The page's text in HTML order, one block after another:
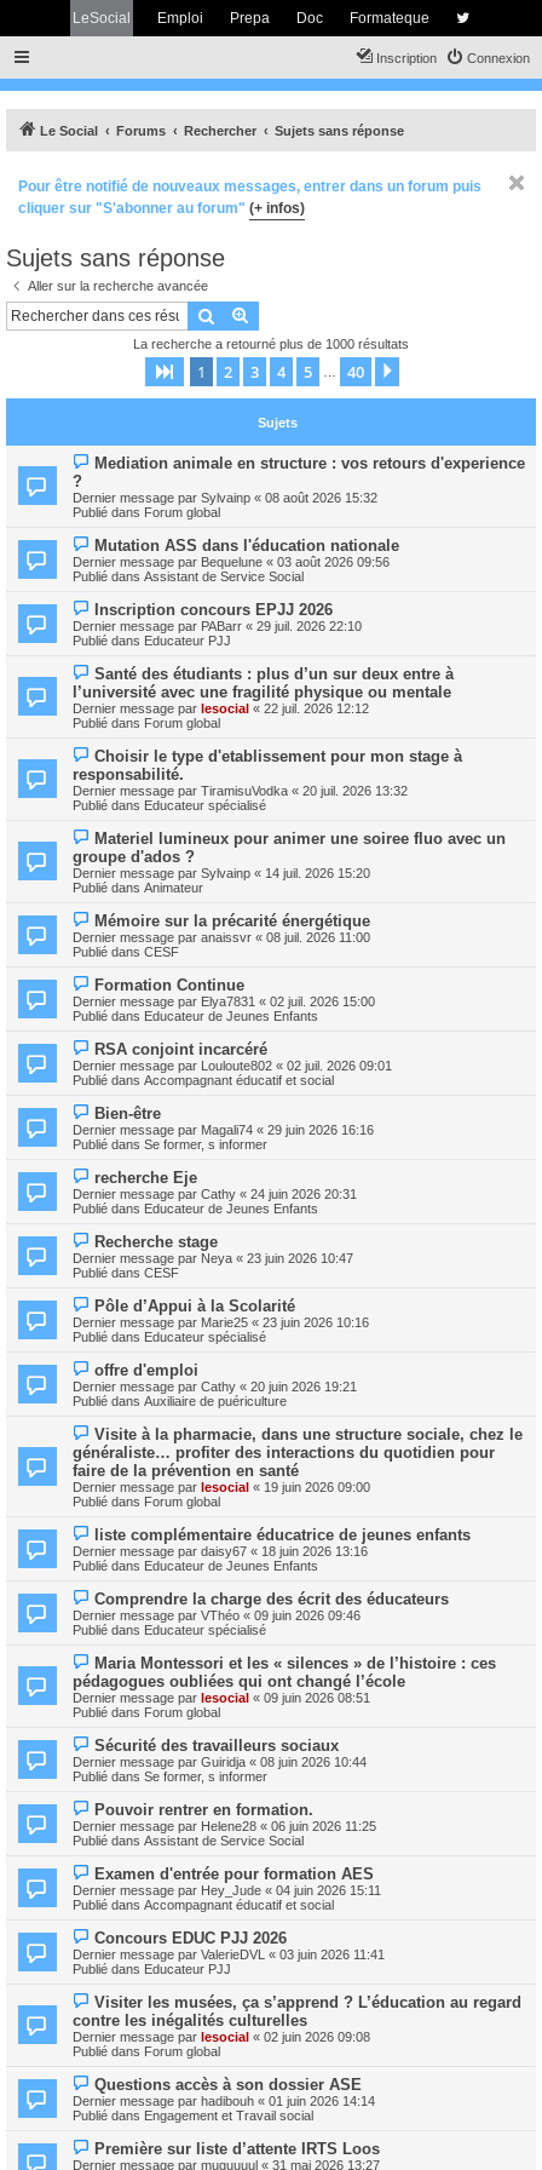
LeSocial Emploi Prepa Doc Formateque
Connexion
Inscription
Le Social Forums Rechercher Sujets sans réponse
Pour être notifié de nouveaux messages, entrer dans un forum puis
cliquer sur "S'abonner au forum" (+ infos)
Sujets sans réponse
Aller sur la recherche avancée
Rechercher
La recherche a retourné plus de 1000 résultats
Page 1sur40
1 2 3 4 5 40
Sujets
N
o
v
e
u
m
e
s
a
g
e
Mediation animale en structure : vos retours d'experience
?
Dernier message par Sylvainp « 08 août 2026 15:32
Publié dans Forum global
N
o
u
v
a
u
m
s
s
a
g
e
Mutation ASS dans l'éducation nationale
Dernier message par Bequelune « 03 août 2026 09:56
Publié dans Assistant de Service Social
N
o
u
v
a
u
m
e
s
a
g
e
Inscription concours EPJJ 2026
Dernier message par PABarr « 29 juil. 2026 22:10
Publié dans Educateur PJJ
N
o
u
v
e
u
m
e
s
s
a
g
e
Santé des étudiants : plus d’un sur deux entre à
l’université avec une fragilité physique ou mentale
Dernier message par lesocial « 22 juil. 2026 12:12
Publié dans Forum global
N
o
u
v
e
u
m
e
s
s
a
g
e
Choisir le type d'etablissement pour mon stage à
responsabilité.
Dernier message par TiramisuVodka « 20 juil. 2026 13:32
Publié dans Educateur spécialisé
N
o
u
v
e
u
m
e
s
a
g
e
Materiel lumineux pour animer une soiree fluo avec un
groupe d'ados ?
Dernier message par Sylvainp « 14 juil. 2026 15:20
Publié dans Animateur
N
o
u
v
a
u
m
s
s
a
e
Mémoire sur la précarité énergétique
Dernier message par anaissvr « 08 juil. 2026 11:00
Publié dans CESF
N
o
u
v
a
u
m
s
s
a
Formation Continue
Dernier message par Elya7831 « 02 juil. 2026 15:00
Publié dans Educateur de Jeunes Enfants
N
o
u
v
a
u
m
s
s
a
e
RSA conjoint incarcéré
Dernier message par Louloute802 « 02 juil. 2026 09:01
Publié dans Accompagnant éducatif et social
N
o
u
v
a
u
m
s
s
a
e
Bien-être
Dernier message par Magali74 « 29 juin 2026 16:16
Publié dans Se former, s informer
N
o
u
v
a
u
m
s
s
a
recherche Eje
Dernier message par Cathy « 24 juin 2026 20:31
Publié dans Educateur de Jeunes Enfants
N
o
u
v
a
u
m
s
s
a
e
Recherche stage
Dernier message par Neya « 23 juin 2026 10:47
Publié dans CESF
N
o
u
v
a
u
m
s
s
a
g
e
Pôle d’Appui à la Scolarité
Dernier message par Marie25 « 23 juin 2026 10:16
Publié dans Educateur spécialisé
N
o
u
v
a
u
m
e
s
s
a
g
e
offre d'emploi
Dernier message par Cathy « 20 juin 2026 19:21
Publié dans Auxiliaire de puériculture
N
u
v
e
a
m
e
s
s
a
g
e
Visite à la pharmacie, dans une structure sociale, chez le
généraliste… profiter des interactions du quotidien pour
faire de la prévention en santé
Dernier message par lesocial « 19 juin 2026 09:00
Publié dans Forum global
N
o
u
v
a
u
m
s
s
a
g
e
liste complémentaire éducatrice de jeunes enfants
Dernier message par daisy67 « 18 juin 2026 13:16
Publié dans Educateur de Jeunes Enfants
N
o
u
v
a
u
m
e
s
a
g
e
Comprendre la charge des écrit des éducateurs
Dernier message par VThéo « 09 juin 2026 09:46
Publié dans Educateur spécialisé
N
o
u
v
e
u
m
e
s
a
g
e
Maria Montessori et les « silences » de l’histoire : ces
pédagogues oubliées qui ont changé l’école
Dernier message par lesocial « 09 juin 2026 08:51
Publié dans Forum global
N
o
u
v
a
u
m
s
s
a
e
Sécurité des travailleurs sociaux
Dernier message par Guiridja « 08 juin 2026 10:44
Publié dans Se former, s informer
N
o
u
v
a
u
m
s
s
a
e
Pouvoir rentrer en formation.
Dernier message par Helene28 « 06 juin 2026 11:25
Publié dans Assistant de Service Social
N
o
u
v
a
u
m
s
s
a
g
e
Examen d'entrée pour formation AES
Dernier message par Hey_Jude « 04 juin 2026 15:11
Publié dans Accompagnant éducatif et social
N
o
u
v
a
u
m
e
s
a
g
e
Concours EDUC PJJ 2026
Dernier message par ValerieDVL « 03 juin 2026 11:41
Publié dans Educateur PJJ
N
u
v
e
u
m
e
s
a
Visiter les musées, ça s’apprend ? L’éducation au regard
contre les inégalités culturelles
Dernier message par lesocial « 02 juin 2026 09:08
Publié dans Forum global
N
o
u
v
a
u
Questions accès à son dossier ASE
Dernier message par hadibouh « 01 juin 2026 14:14
Publié dans Engagement et Travail social
N
o
Première sur liste d’attente IRTS Loos
Dernier message par muguuuul « 31 mai 2026 13:27